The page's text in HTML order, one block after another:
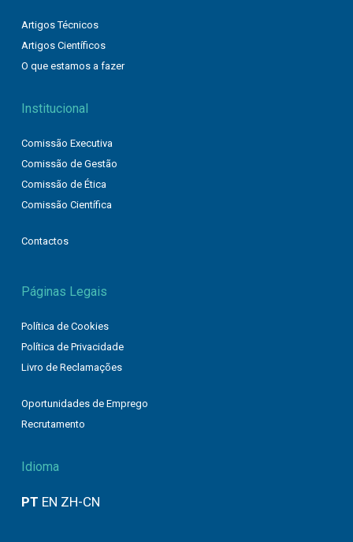
Artigos Técnicos
Artigos Científicos
O que estamos a fazer
Institucional
Comissão Executiva
Comissão de Gestão
Comissão de Ética
Comissão Científica
Contactos
Páginas Legais
Política de Cookies
Política de Privacidade
Livro de Reclamações
Oportunidades de Emprego
Recrutamento
Idioma
PT EN ZH-CN